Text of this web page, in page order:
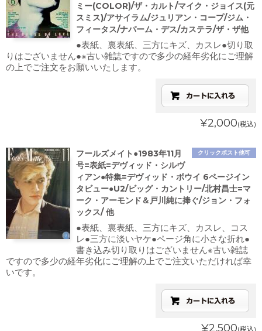
ミー(COLOR)/ザ・カルト/マイク・ジョイス(元
スミス)/アサイラム/ジュリアン・コープ/ジム・
フィータス/ナパーム・デス/カステラ/ザ・ザ他
●表紙、裏表紙、三方にキズ、カスレ●切り取
りはございません●※古い雑誌ですので多少の経年劣化にご理解
の上でご注文をお願いいたします。
¥2,000(税込)
クリックポスト他可
フールズメイト●1983年11月
号=表紙=デヴィッド・シルヴ
ィアン●特集=デヴィッド・ボウイ 6ページイン
タビュー●U2/ビッグ・カントリー/北村昌士=マ
ーク・アーモンド＆戸川純に捧ぐ/ジョン・フォ
ックス/ 他
●表紙、裏表紙、三方にキズ、カスレ、コス
レ●三方に淡いヤケ●ページ角に小さな折れ●
書き込み切り取りはございません※古い雑誌
ですので多少の経年劣化にご理解の上でご注文いただければ幸
いです。
¥2,500(税込)